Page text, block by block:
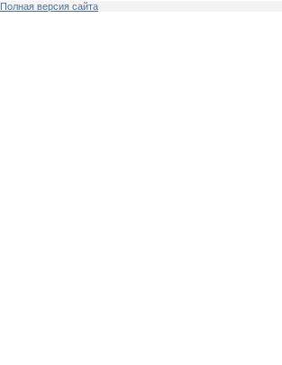
Полная версия сайта